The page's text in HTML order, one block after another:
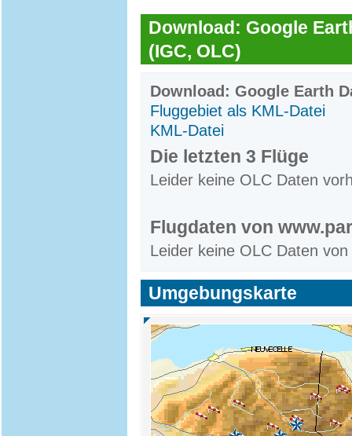
Download: Google
(IGC, OLC)
Download: Google Earth
Fluggebiet als KML-Datei
KML-Datei
Die letzten 3 Flüge
Leider keine OLC Daten
Flugdaten von
Leider keine OLC Daten
Umgebungskarte